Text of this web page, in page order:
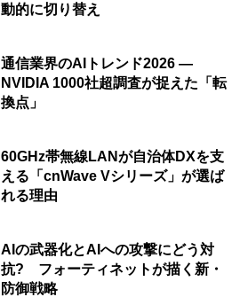
動的に切り替え
通信業界のAIトレンド2026 ―
NVIDIA 1000社超調査が捉えた「転
換点」
60GHz帯無線LANが自治体DXを支
える「cnWave Vシリーズ」が選ば
れる理由
AIの武器化とAIへの攻撃にどう対
抗? フォーティネットが描く新・
防御戦略